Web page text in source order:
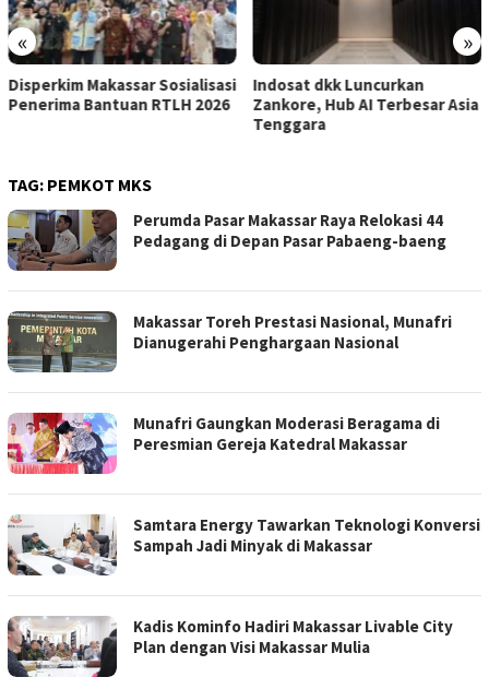
« »
Disperkim Makassar Sosialisasi
Penerima Bantuan RTLH 2026
Indosat dkk Luncurkan
Zankore, Hub AI Terbesar Asia
Tenggara
TAG: PEMKOT MKS
Perumda Pasar Makassar Raya Relokasi 44
Pedagang di Depan Pasar Pabaeng-baeng
Makassar Toreh Prestasi Nasional, Munafri
Dianugerahi Penghargaan Nasional
Munafri Gaungkan Moderasi Beragama di
Peresmian Gereja Katedral Makassar
Samtara Energy Tawarkan Teknologi Konversi
Sampah Jadi Minyak di Makassar
Kadis Kominfo Hadiri Makassar Livable City
Plan dengan Visi Makassar Mulia